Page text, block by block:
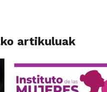
artikuluak